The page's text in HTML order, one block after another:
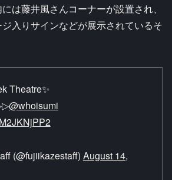
は藤井風さんコーナーが設置され、
入りサインなどが展示されているそ
Theatre✨
@whoisumi
(@fujiikazestaff) August 14,